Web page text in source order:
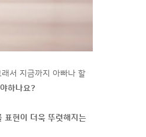
서 지금까지 아빠나 할
하나요?
표현이 더욱 뚜렷해지는